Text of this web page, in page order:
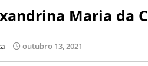
Maria da
outubro 13, 2021